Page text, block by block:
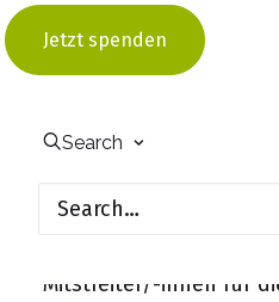
Jetzt spenden
Search
soll die Plattform
Online-Kurses zur
Stellungnahmen um
Attraktivität der Arbeit
Mitstreiter/-innen für